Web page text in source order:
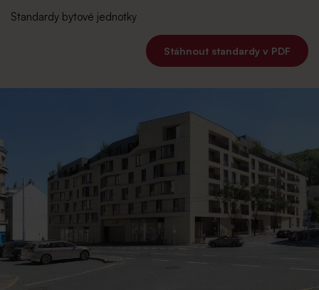
Standardy bytové jednotky
Stáhnout standardy v PDF